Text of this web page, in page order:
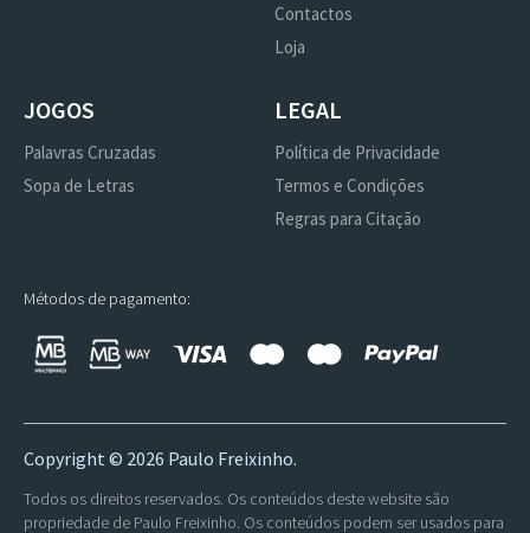
Contactos
Loja
JOGOS
Palavras Cruzadas
Sopa de Letras
LEGAL
Política de Privacidade
Termos e Condições
Regras para Citação
Métodos de pagamento:
Copyright © 2026 Paulo Freixinho.
Todos os direitos reservados. Os conteúdos deste website são
propriedade de Paulo Freixinho. Os conteúdos podem ser usados para